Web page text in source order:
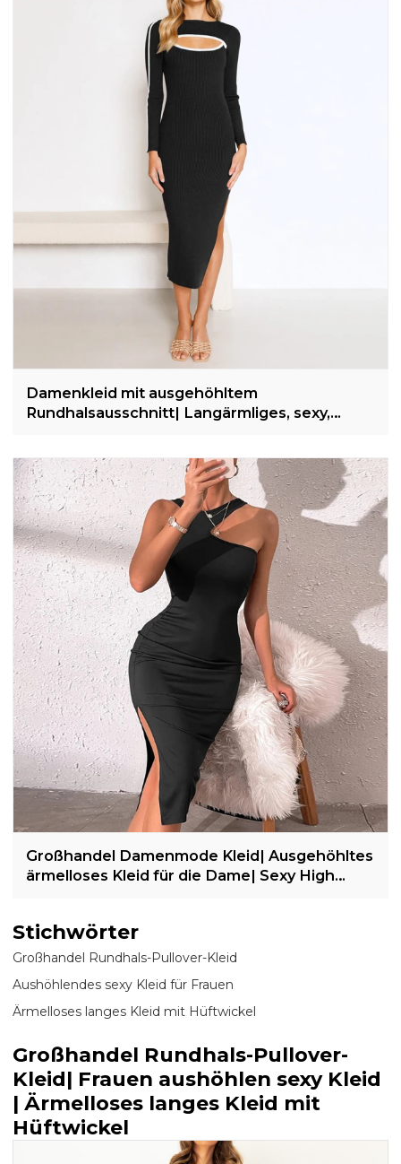
Damenkleid mit ausgehöhltem
Rundhalsausschnitt| Langärmliges, sexy,
Großhandel Damenmode Kleid| Ausgehöhltes
ärmelloses Kleid für die Dame| Sexy High
Stichwörter
Großhandel Rundhals-Pullover-Kleid
Aushöhlendes sexy Kleid für Frauen
Ärmelloses langes Kleid mit Hüftwickel
Großhandel Rundhals-Pullover-
Kleid| Frauen aushöhlen sexy Kleid
| Ärmelloses langes Kleid mit
Hüftwickel